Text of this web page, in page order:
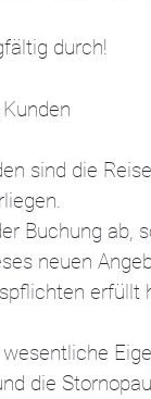
durch!
sind die
Buchung ab,
neuen
die